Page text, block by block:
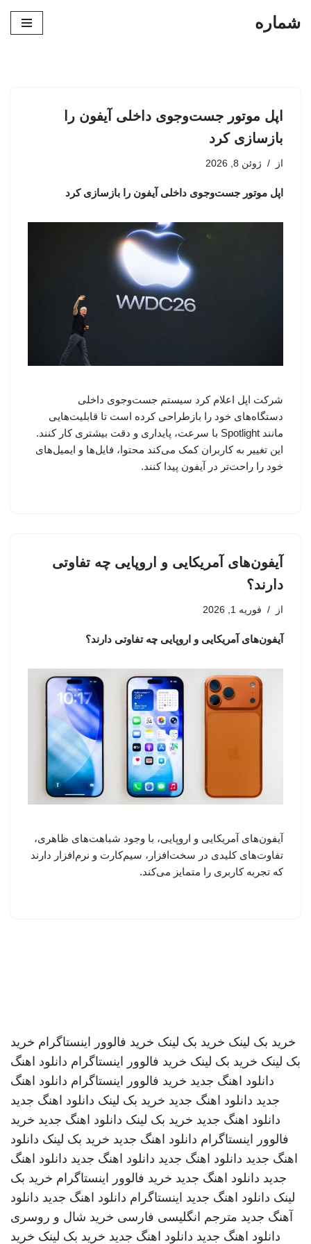
شماره
اپل موتور جست‌وجوی داخلی آیفون را
بازسازی کرد
از ژوئن 8, 2026
اپل موتور جست‌وجوی داخلی آیفون را بازسازی کرد
شرکت اپل اعلام کرد سیستم جست‌وجوی داخلی
دستگاه‌های خود را بازطراحی کرده است تا قابلیت‌هایی
مانند Spotlight با سرعت، پایداری و دقت بیشتری کار کنند.
این تغییر به کاربران کمک می‌کند محتوا، فایل‌ها و ایمیل‌های
خود را راحت‌تر در آیفون پیدا کنند.
آیفون‌های آمریکایی و اروپایی چه تفاوتی
دارند؟
از فوریه 1, 2026
آیفون‌های آمریکایی و اروپایی چه تفاوتی دارند؟
آیفون‌های آمریکایی و اروپایی، با وجود شباهت‌های ظاهری،
تفاوت‌های کلیدی در سخت‌افزار، سیم‌کارت و نرم‌افزار دارند
که تجربه کاربری را متمایز می‌کند.
خرید بک لینک خرید بک لینک خرید فالوور اینستاگرام خرید
بک لینک خرید بک لینک خرید فالوور اینستاگرام دانلود اهنگ
دانلود اهنگ جدید خرید فالوور اینستاگرام دانلود اهنگ
جدید دانلود اهنگ جدید خرید بک لینک دانلود اهنگ جدید
دانلود اهنگ جدید خرید بک لینک دانلود اهنگ جدید خرید
فالوور اینستاگرام دانلود اهنگ جدید خرید بک لینک دانلود
اهنگ جدید دانلود اهنگ جدید دانلود اهنگ جدید دانلود اهنگ
جدید دانلود اهنگ جدید خرید فالوور اینستاگرام خرید بک
لینک دانلود اهنگ جدید اینستاگرام دانلود اهنگ جدید دانلود
آهنگ جدید مترجم انگلیسی فارسی خرید شال و روسری
دانلود اهنگ جدید دانلود اهنگ جدید خرید بک لینک خرید